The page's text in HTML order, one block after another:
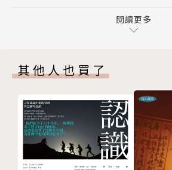
作者探討了蛋在人類文化中展現的
式，例如：
閱讀更多
其他人也買了